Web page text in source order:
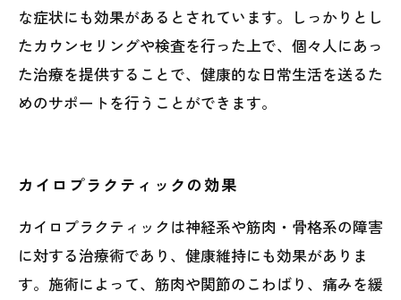
な症状にも効果があるとされています。しっかりとし
たカウンセリングや検査を行った上で、個々人にあっ
た治療を提供することで、健康的な日常生活を送るた
めのサポートを行うことができます。
カイロプラクティックの効果
カイロプラクティックは神経系や筋肉・骨格系の障害
に対する治療術であり、健康維持にも効果がありま
す。施術によって、筋肉や関節のこわばり、痛みを緩